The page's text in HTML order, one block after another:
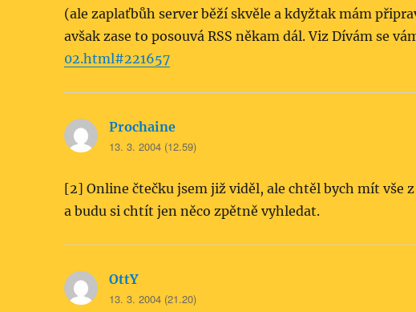
(ale zaplaťbůh server běží skvěle a kdyžtak mám
avšak zase to posouvá RSS někam dál. Viz Dívám se
02.html#221657
Prochaine
13. 3. 2004 (12.59)
[2] Online čtečku jsem již viděl, ale chtěl bych mít vše
a budu si chtít jen něco zpětně vyhledat.
OttYnapsal:
13. 3. 2004 (21.20)